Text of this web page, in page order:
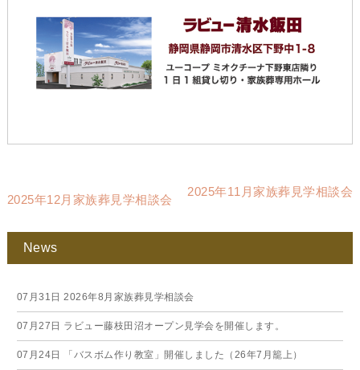
2025年12月家族葬見学相談会
2025年11月家族葬見学相談会
News
07月31日 2026年8月家族葬見学相談会
07月27日 ラビュー藤枝田沼オープン見学会を開催します。
07月24日 「バスボム作り教室」開催しました（26年7月籠上）